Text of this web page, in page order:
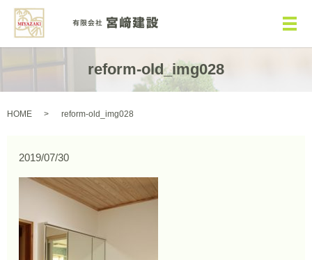
メ
reform-old_img028
HOME reform-old_img028
2019/07/30